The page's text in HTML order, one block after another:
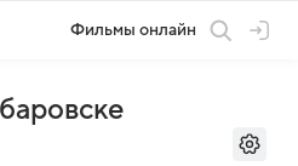
Фильмы онлайн